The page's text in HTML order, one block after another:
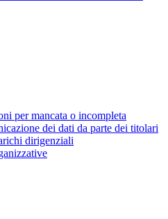
per mancata o incompleta
dei dati da parte dei titolari
dirigenziali